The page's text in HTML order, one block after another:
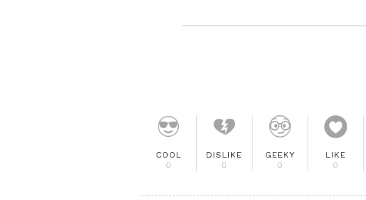
COOL
0
DISLIKE
0
GEEKY
0
LIKE
0